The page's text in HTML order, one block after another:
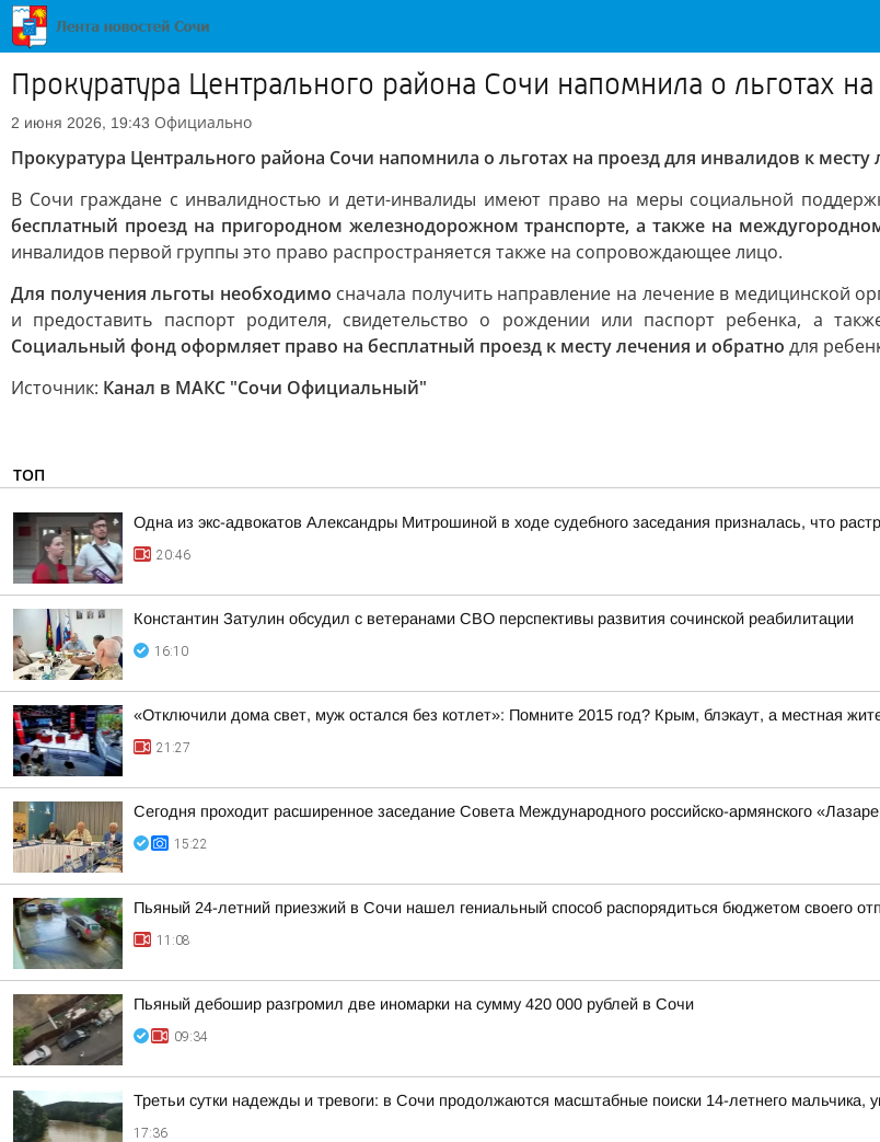
Прокуратура Центрального района Сочи напомнила о льготах
2 июня 2026, 19:43 Официально
Прокуратура Центрального района Сочи напомнила о льготах на проезд для инвалидов к месту
В Сочи граждане с инвалидностью и дети-инвалиды имеют право на меры социальной
бесплатный проезд на пригородном железнодорожном транспорте, а также на
инвалидов первой группы это право распространяется также на сопровождающее лицо.
Для получения льготы необходимо сначала получить направление на лечение в медицинской
и предоставить паспорт родителя, свидетельство о рождении или паспорт ребенка, а
Социальный фонд оформляет право на бесплатный проезд к месту лечения и обратно для
Источник: Канал в МАКС "Сочи Официальный"
ТОП
Одна из экс-адвокатов Александры Митрошиной в ходе судебного заседания призналась, что
20:46
Константин Затулин обсудил с ветеранами СВО перспективы развития сочинской реабилитации
16:10
«Отключили дома свет, муж остался без котлет»: Помните 2015 год? Крым, блэкаут, а местная
21:27
Сегодня проходит расширенное заседание Совета Международного российско-армянского
15:22
Пьяный 24-летний приезжий в Сочи нашел гениальный способ распорядиться бюджетом своего
11:08
Пьяный дебошир разгромил две иномарки на сумму 420 000 рублей в Сочи
09:34
Третьи сутки надежды и тревоги: в Сочи продолжаются масштабные поиски 14-летнего мальчика,
17:36